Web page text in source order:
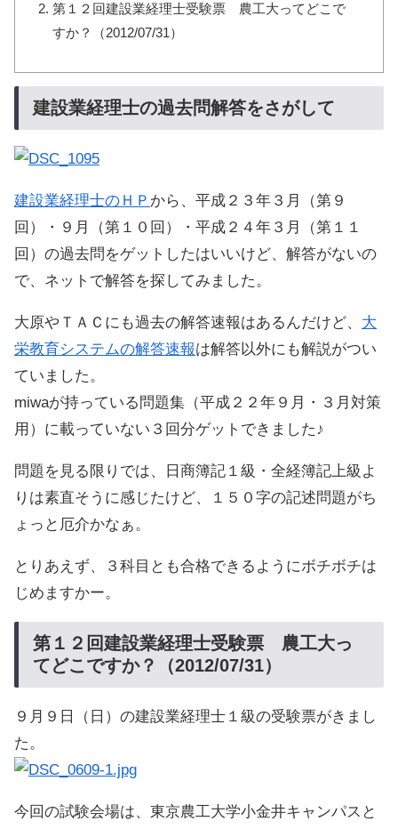
第１２回建設業経理士受験票 農工大ってどこで
すか？（2012/07/31）
建設業経理士の過去問解答をさがして
建設業経理士のＨＰ から、平成２３年３月（第９
回）・９月（第１０回）・平成２４年３月（第１１
回）の過去問をゲットしたはいいけど、解答がないの
で、ネットで解答を探してみました。
大原やＴＡＣにも過去の解答速報はあるんだけど、 大
栄教育システムの解答速報は解答以外にも解説がつい
ていました。
miwaが持っている問題集（平成２２年９月・３月対策
用）に載っていない３回分ゲットできました♪
問題を見る限りでは、日商簿記１級・全経簿記上級よ
りは素直そうに感じたけど、１５０字の記述問題がち
ょっと厄介かなぁ。
とりあえず、３科目とも合格できるようにボチボチは
じめますかー。
第１２回建設業経理士受験票 農工大っ
てどこですか？（2012/07/31）
９月９日（日）の建設業経理士１級の受験票がきまし
た。
今回の試験会場は、東京農工大学小金井キャンパスと